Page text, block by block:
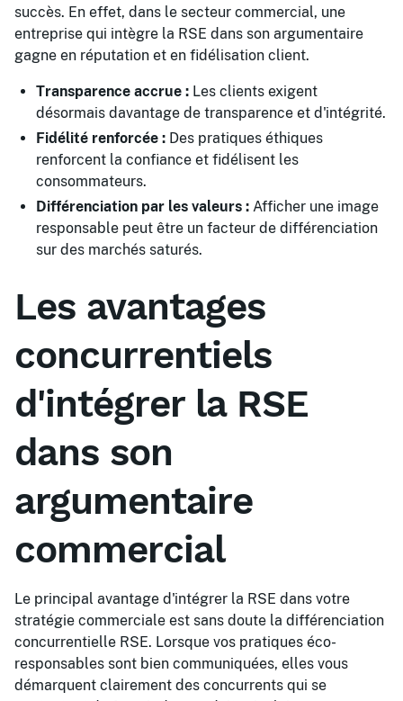
succès. En effet, dans le secteur commercial, une
entreprise qui intègre la RSE dans son argumentaire
gagne en réputation et en fidélisation client.
Transparence accrue : Les clients exigent
désormais davantage de transparence et d'intégrité.
Fidélité renforcée : Des pratiques éthiques
renforcent la confiance et fidélisent les
consommateurs.
Différenciation par les valeurs : Afficher une image
responsable peut être un facteur de différenciation
sur des marchés saturés.
Les avantages
concurrentiels
d'intégrer la RSE
dans son
argumentaire
commercial
Le principal avantage d'intégrer la RSE dans votre
stratégie commerciale est sans doute la différenciation
concurrentielle RSE. Lorsque vos pratiques éco-
responsables sont bien communiquées, elles vous
démarquent clairement des concurrents qui se